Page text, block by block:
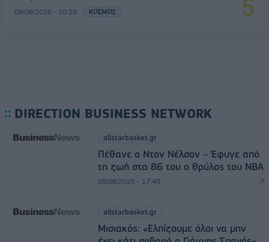
09/08/2026 - 10:29 ΚΟΣΜΟΣ
DIRECTION BUSINESS NETWORK
allstarbasket.gr
Πέθανε ο Ντον Νέλσον – Έφυγε από
τη ζωή στα 86 του ο θρύλος του NBA
09/08/2026 - 17:49
allstarbasket.gr
Μισιακός: «Ελπίζουμε όλοι να μην